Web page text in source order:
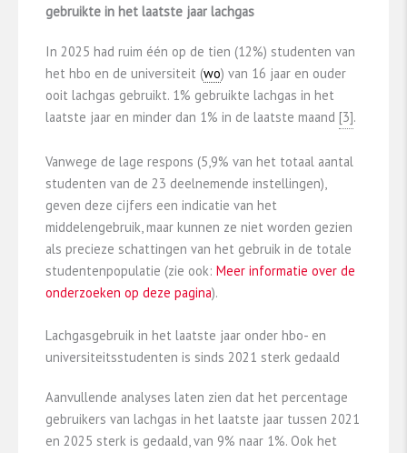
gebruikte in het laatste jaar lachgas
In 2025 had ruim één op de tien (12%) studenten van
het hbo en de universiteit (wo) van 16 jaar en ouder
ooit lachgas gebruikt. 1% gebruikte lachgas in het
laatste jaar en minder dan 1% in de laatste maand ​ ​[3]​​.
Vanwege de lage respons (5,9% van het totaal aantal
studenten van de 23 deelnemende instellingen),
geven deze cijfers een indicatie van het
middelengebruik, maar kunnen ze niet worden gezien
als precieze schattingen van het gebruik in de totale
studentenpopulatie (zie ook: Meer informatie over de
onderzoeken op deze pagina).
Lachgasgebruik in het laatste jaar onder hbo- en
universiteitsstudenten is sinds 2021 sterk gedaald
Aanvullende analyses laten zien dat het percentage
gebruikers van lachgas in het laatste jaar tussen 2021
en 2025 sterk is gedaald, van 9% naar 1%. Ook het